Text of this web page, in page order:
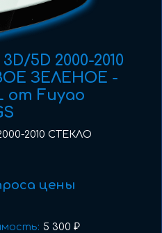
5D 2000-2010
ЗЕЛЕНОЕ -
от Fuyao
2010 СТЕКЛО
цены
5 300 ₽